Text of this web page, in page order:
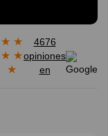
★ ★
★ ★
★
4676
opiniones
en